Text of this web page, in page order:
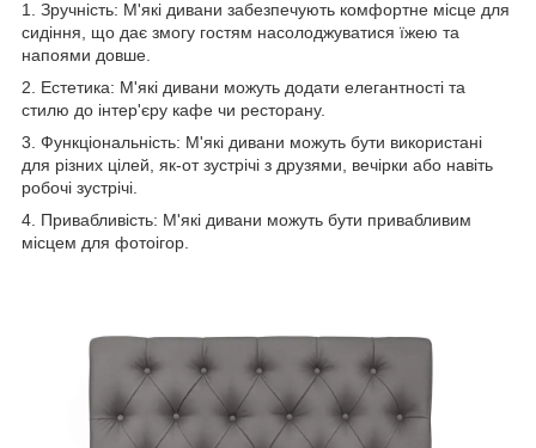
1. Зручність: М'які дивани забезпечують комфортне місце для
сидіння, що дає змогу гостям насолоджуватися їжею та
напоями довше.
2. Естетика: М'які дивани можуть додати елегантності та
стилю до інтер'єру кафе чи ресторану.
3. Функціональність: М'які дивани можуть бути використані
для різних цілей, як-от зустрічі з друзями, вечірки або навіть
робочі зустрічі.
4. Привабливість: М'які дивани можуть бути привабливим
місцем для фотоігор.